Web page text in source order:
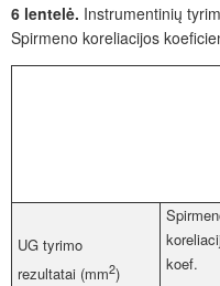
6 lentelė. Instrumentinių
Spirmeno koreliacijos
UG tyrimo
rezultatai (mm2)
koef.